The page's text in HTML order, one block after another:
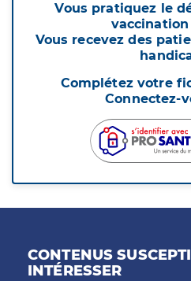
Vous pratiquez le
vaccination
Vous recevez des
Complétez votre
Connectez-
CONTENUS
INTÉRESSER